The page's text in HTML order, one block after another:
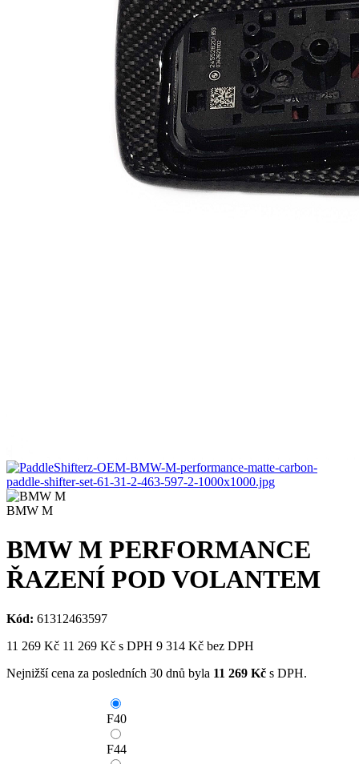
BMW M
BMW M PERFORMANCE
ŘAZENÍ POD VOLANTEM
Kód: 61312463597
11 269 Kč 11 269 Kč s DPH 9 314 Kč bez DPH
Nejnižší cena za posledních 30 dnů byla 11 269 Kč s DPH.
F40
F44